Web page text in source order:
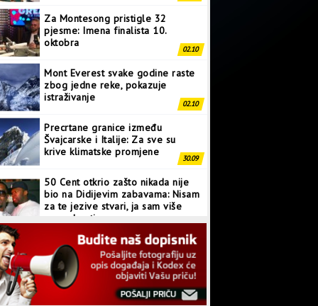
Za Montesong pristigle 32
pjesme: Imena finalista 10.
oktobra
02.10
Mont Everest svake godine raste
zbog jedne reke, pokazuje
istraživanje
02.10
Precrtane granice između
Švajcarske i Italije: Za sve su
krive klimatske promjene
30.09
50 Cent otkrio zašto nikada nije
bio na Didijevim zabavama: Nisam
za te jezive stvari, ja sam više
normalan tip
28.09
Japanci prave superkompjuter
kakav svijet još nije vidio
27.09
Linkin Park ima novu pjesmu: